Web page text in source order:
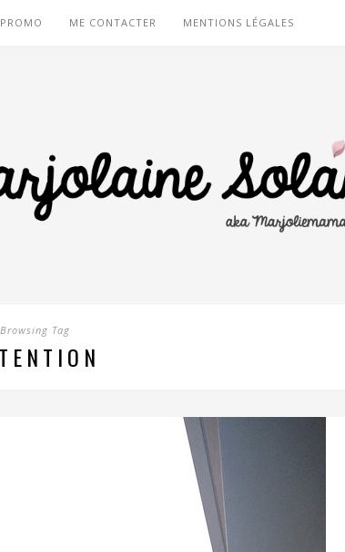
ME CONTACTER MENTIONS LÉGALES
Browsing Tag